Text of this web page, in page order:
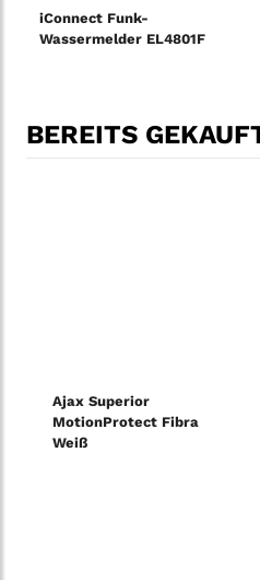
iConnect Funk-
Wassermelder EL4801F
BEREITS
Ajax Superior
MotionProtect Fibra
Weiß